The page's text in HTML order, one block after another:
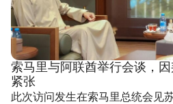
索马里与阿联酋举行会谈，
紧张
此次访问发生在索马里总统会见